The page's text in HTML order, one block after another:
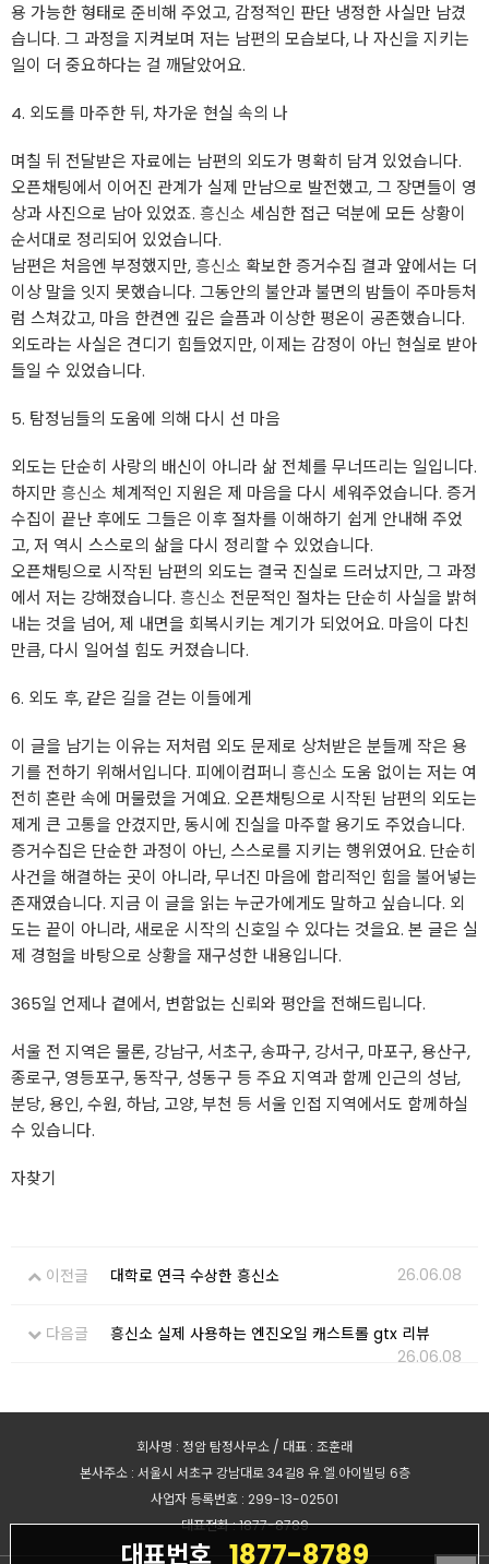
용 가능한 형태로 준비해 주었고, 감정적인 판단 냉정한 사실만 남겼
습니다. 그 과정을 지켜보며 저는 남편의 모습보다, 나 자신을 지키는
일이 더 중요하다는 걸 깨달았어요.
4. 외도를 마주한 뒤, 차가운 현실 속의 나
며칠 뒤 전달받은 자료에는 남편의 외도가 명확히 담겨 있었습니다.
오픈채팅에서 이어진 관계가 실제 만남으로 발전했고, 그 장면들이 영
상과 사진으로 남아 있었죠. 흥신소 세심한 접근 덕분에 모든 상황이
순서대로 정리되어 있었습니다.
남편은 처음엔 부정했지만,흥신소 확보한 증거수집 결과 앞에서는 더
이상 말을 잇지 못했습니다. 그동안의 불안과 불면의 밤들이 주마등처
럼 스쳐갔고, 마음 한켠엔 깊은 슬픔과 이상한 평온이 공존했습니다.
외도라는 사실은 견디기 힘들었지만, 이제는 감정이 아닌 현실로 받아
들일 수 있었습니다.
5. 탐정님들의 도움에 의해 다시 선 마음
외도는 단순히 사랑의 배신이 아니라 삶 전체를 무너뜨리는 일입니다.
하지만 흥신소 체계적인 지원은 제 마음을 다시 세워주었습니다. 증거
수집이 끝난 후에도 그들은 이후 절차를 이해하기 쉽게 안내해 주었
고, 저 역시 스스로의 삶을 다시 정리할 수 있었습니다.
오픈채팅으로 시작된 남편의 외도는 결국 진실로 드러났지만, 그 과정
에서 저는 강해졌습니다. 흥신소 전문적인 절차는 단순히 사실을 밝혀
내는 것을 넘어, 제 내면을 회복시키는 계기가 되었어요. 마음이 다친
만큼, 다시 일어설 힘도 커졌습니다.
6. 외도 후, 같은 길을 걷는 이들에게
이 글을 남기는 이유는 저처럼 외도 문제로 상처받은 분들께 작은 용
기를 전하기 위해서입니다. 피에이컴퍼니 흥신소 도움 없이는 저는 여
전히 혼란 속에 머물렀을 거예요. 오픈채팅으로 시작된 남편의 외도는
제게 큰 고통을 안겼지만, 동시에 진실을 마주할 용기도 주었습니다.
증거수집은 단순한 과정이 아닌, 스스로를 지키는 행위였어요. 단순히
사건을 해결하는 곳이 아니라, 무너진 마음에 합리적인 힘을 불어넣는
존재였습니다. 지금 이 글을 읽는 누군가에게도 말하고 싶습니다. 외
도는 끝이 아니라, 새로운 시작의 신호일 수 있다는 것을요. 본 글은 실
제 경험을 바탕으로 상황을 재구성한 내용입니다.
365일 언제나 곁에서, 변함없는 신뢰와 평안을 전해드립니다.
서울 전 지역은 물론, 강남구, 서초구, 송파구, 강서구, 마포구, 용산구,
종로구, 영등포구, 동작구, 성동구 등 주요 지역과 함께 인근의 성남,
분당, 용인, 수원, 하남, 고양, 부천 등 서울 인접 지역에서도 함께하실
수 있습니다.
자찾기
이전글 대학로 연극 수상한 흥신소 26.06.08
다음글
흥신소 실제 사용하는 엔진오일 캐스트롤 gtx 리뷰
26.06.08
대표번호 1877-8789
회사명 : 정암 탐정사무소 / 대표 : 조훈래
본사주소 : 서울시 서초구 강남대로 34길8 유.엘.아이빌딩 6층
사업자 등록번호 : 299-13-02501
대표전화 : 1877-8789